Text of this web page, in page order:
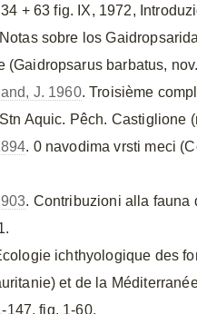
+ 63 fig. IX, 1972,
sobre los
(Gaidropsarus barbatus,
J. 1960. Troisième
Aquic. Pêch. Castiglione
. 0 navodima vrsti meci
. Contribuzioni alla fauna
ichthyologique des
et de la
147, fig. 1-60.